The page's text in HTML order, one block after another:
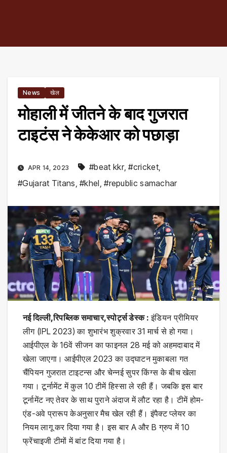
News खेल
मोहाली में जीतने के बाद गुजरात
टाइटंस ने केकेआर को पछाड़ा
APR 14, 2023 #beat kkr,#cricket,
#Gujarat Titans,#khel,#republic samachar
नई दिल्ली,रिपब्लिक समाचार,स्पोर्ट्स डेस्क : इंडियन प्रीमियर
लीग (IPL 2023) का शुभारंभ शुक्रवार 31 मार्च से हो गया।
आईपीएल के 16वें सीजन का फाइनल 28 मई को अहमदाबाद में
खेला जाएगा। आईपीएल 2023 का उद्घाटन मुकाबला गत
चैंपियन गुजरात टाइटन्स और चेन्नई सुपर किंग्स के बीच खेला
गया। टूर्नामेंट में कुल 10 टीमें हिस्सा ले रही हैं। जबकि इस बार
टूर्नामेंट नए तेवर के साथ पुराने अंदाज में लौट रहा है। टीमें होम-
एंड-अवे प्रारूप केअनुसार मैच खेल रही हैं। इंपैक्ट प्लेयर का
नियम लागू कर दिया गया है। इस बार A और B ग्रुप में 10
फ्रेंचाइजी टीमों में बांट दिया गया है।